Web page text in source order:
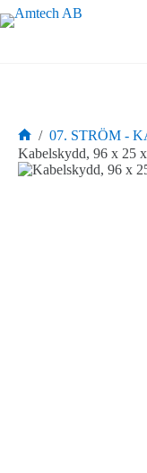
Hoppa
till
Hem
/ 07. STRÖM -
Kabelskydd, 96 x 25